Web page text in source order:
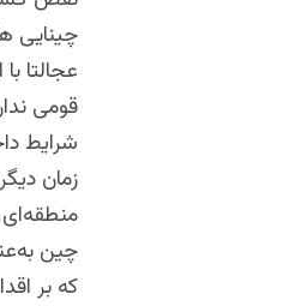
چینایی
عجالتا
قومی
شرایط
زمان
چین
که بر